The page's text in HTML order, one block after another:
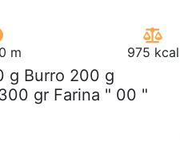
m 975 kcal
g Burro 200 g
gr Farina " 00 "